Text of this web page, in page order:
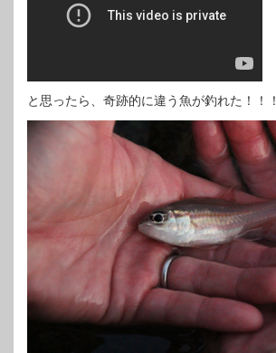
と思ったら、奇跡的に違う魚が釣れた！！！